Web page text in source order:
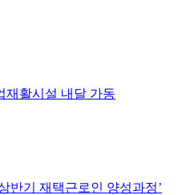
재활시설 내달 가동
반기 재택근로인 양성과정’